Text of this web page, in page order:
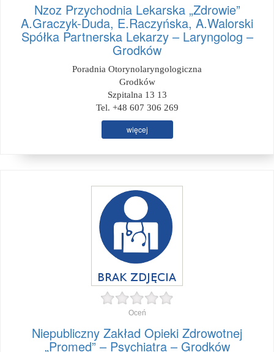
Nzoz Przychodnia Lekarska „Zdrowie”
A.Graczyk-Duda, E.Raczyńska, A.Walorski
Spółka Partnerska Lekarzy – Laryngolog –
Grodków
Poradnia Otorynolaryngologiczna
Grodków
Szpitalna 13 13
Tel. +48 607 306 269
więcej
Oceń
Niepubliczny Zakład Opieki Zdrowotnej
„Promed” – Psychiatra – Grodków